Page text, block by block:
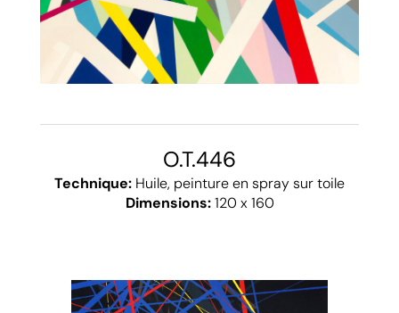
O.T.446
Technique: Huile, peinture en spray sur toile
Dimensions:120 x 160